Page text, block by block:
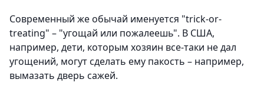
Современный же обычай именуется "trick-or-
treating" – "угощай или пожалеешь". В США,
например, дети, которым хозяин все-таки не дал
угощений, могут сделать ему пакость – например,
вымазать дверь сажей.